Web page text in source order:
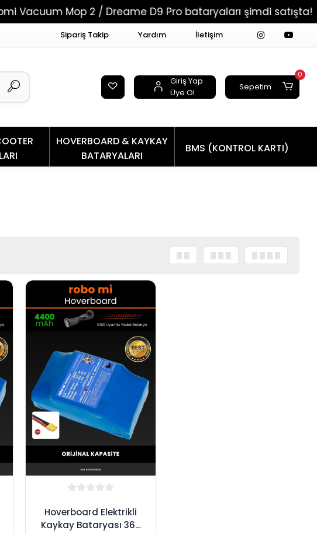
Vacuum Mop 2 / Dreame D9 Pro bataryaları şimdi satışta!
Sipariş Takip Yardım İletişim
Giriş Yap
Üye Ol
Sepetim
0
HOVERBOARD & KAYKAY
BATARYALARI
BMS (KONTROL KARTI)
Hoverboard Elektrikli
Kaykay Bataryası 36V